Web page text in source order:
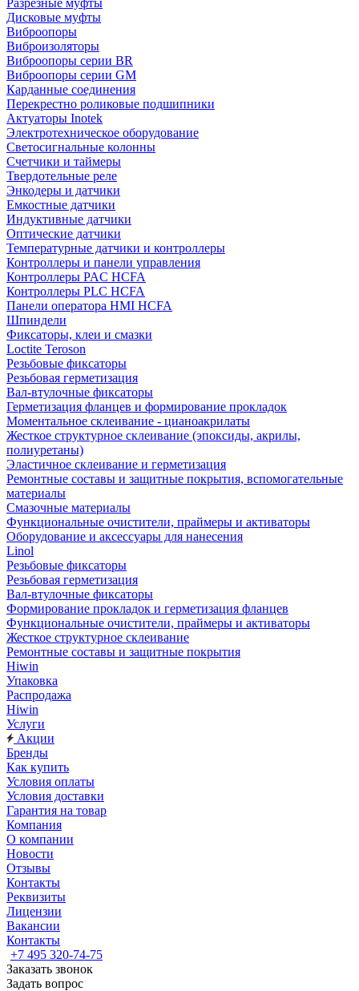
Разрезные муфты
Дисковые муфты
Виброопоры
Виброизоляторы
Виброопоры серии BR
Виброопоры серии GM
Карданные соединения
Перекрестно роликовые подшипники
Актуаторы Inotek
Электротехническое оборудование
Светосигнальные колонны
Счетчики и таймеры
Твердотельные реле
Энкодеры и датчики
Емкостные датчики
Индуктивные датчики
Оптические датчики
Температурные датчики и контроллеры
Контроллеры и панели управления
Контроллеры PAC HCFA
Контроллеры PLC HCFA
Панели оператора HMI HCFA
Шпиндели
Фиксаторы, клеи и смазки
Loctite Teroson
Резьбовые фиксаторы
Резьбовая герметизация
Вал-втулочные фиксаторы
Герметизация фланцев и формирование прокладок
Моментальное склеивание - цианоакрилаты
Жесткое структурное склеивание (эпоксиды, акрилы,
полиуретаны)
Эластичное склеивание и герметизация
Ремонтные составы и защитные покрытия, вспомогательные
материалы
Смазочные материалы
Функциональные очистители, праймеры и активаторы
Оборудование и аксессуары для нанесения
Linol
Резьбовые фиксаторы
Резьбовая герметизация
Вал-втулочные фиксаторы
Формирование прокладок и герметизация фланцев
Функциональные очистители, праймеры и активаторы
Жесткое структурное склеивание
Ремонтные составы и защитные покрытия
Hiwin
Упаковка
Распродажа
Hiwin
Услуги
Акции
Бренды
Как купить
Условия оплаты
Условия доставки
Гарантия на товар
Компания
О компании
Новости
Отзывы
Контакты
Реквизиты
Лицензии
Вакансии
Контакты
+7 495 320-74-75
Заказать звонок
Задать вопрос